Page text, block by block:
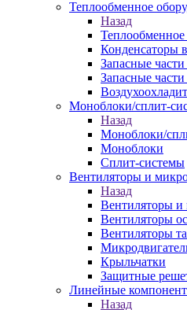
Теплообменное
Назад
Теплообменное
Конденсаторы
Запасные
Запасные
Моноблоки/сплит-
Назад
Моноблоки/
Моноблоки
Сплит-системы
Вентиляторы и
Назад
Вентиляторы и
Вентиляторы
Вентиляторы
Крыльчатки
Защитные
Линейные
Назад